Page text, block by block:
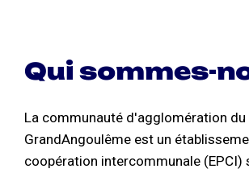
Qui sommes-
La communauté d'agglomération du
GrandAngoulême est un
coopération intercommunale (EPCI)